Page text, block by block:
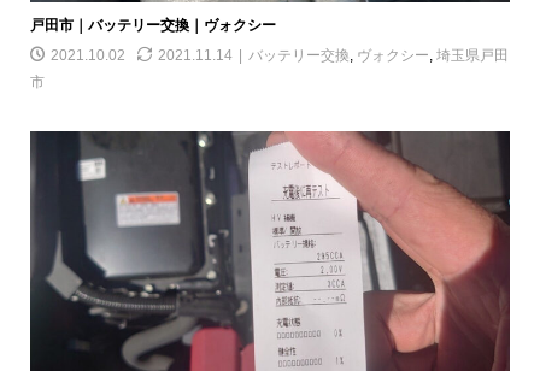
戸田市｜バッテリー交換｜ヴォクシー
2021.10.02
2021.11.14 バッテリー交換 ヴォクシー 埼玉県戸田
市